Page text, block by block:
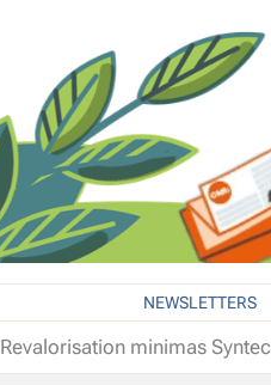
NEWSLETTERS
Revalorisation minimas Syntec